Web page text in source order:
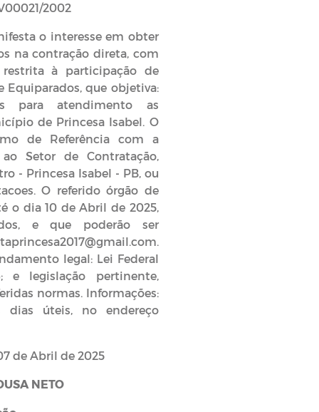
2002
o interesse em obter
na contração direta, com
restrita à participação de
Equiparados, que objetiva:
para atendimento as
de Princesa Isabel. O
de Referência com a
Setor de Contratação,
- Princesa Isabel - PB, ou
O referido órgão de
o dia 10 de Abril de 2025,
e que poderão ser
legal: Lei Federal
e legislação pertinente,
normas. Informações:
dias úteis, no endereço
de 2025
NETO